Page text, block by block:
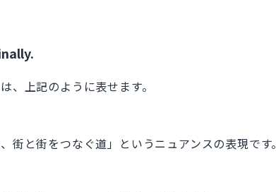
、上記のように表せます。
街と街をつなぐ道」というニュアンスの表現です。